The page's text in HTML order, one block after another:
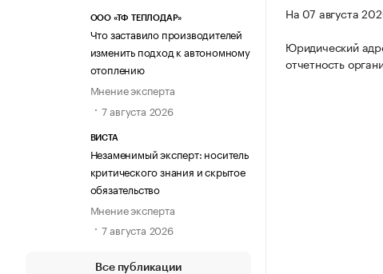
ООО «ТФ ТЕПЛОДАР»
Что заставило производителей
изменить подход к автономному
отоплению
Мнение эксперта
7 августа 2026
ВИСТА
Незаменимый эксперт: носитель
критического знания и скрытое
обязательство
Мнение эксперта
7 августа 2026
Все публикации
На 07 августа
Юридический
отчетность